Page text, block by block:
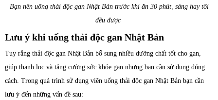
Bạn nên uống thải độc gan Nhật Bản trước khi ăn 30 phút, sáng hay tối
đều được
Lưu ý khi uống thải độc gan Nhật Bản
Tuy rằng thải độc gan Nhật Bản bổ sung nhiều dưỡng chất tốt cho gan,
giúp thanh lọc và tăng cường sức khỏe gan nhưng bạn cần sử dụng đúng
cách. Trong quá trình sử dụng viên uống thải độc gan Nhật Bản bạn cần
lưu ý đến những vấn đề sau: